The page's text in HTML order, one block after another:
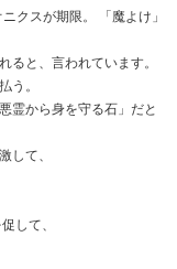
クスが期限。 「魔よけ」
ると、言われています。
う。
霊から身を守る石」だと
して、
して、